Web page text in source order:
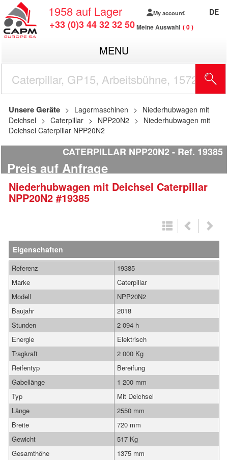
1958 auf Lager
+33 (0)3 44 32 32 50
My account
Meine Auswahl 0
DE
MENU
Unsere Geräte Lagermaschinen
Niederhubwagen mit
Deichsel
Caterpillar NPP20N2
Niederhubwagen mit
Deichsel Caterpillar NPP20N2
CATERPILLAR NPP20N2 Ref. 19385
Preis auf Anfrage
Niederhubwagen mit Deichsel Caterpillar
NPP20N2 #19385
Eigenschaften
Referenz
19385
Marke
Caterpillar
Modell
NPP20N2
Baujahr
2018
Stunden
2 094 h
Energie
Elektrisch
Tragkraft
2 000 Kg
Reifentyp
Bereifung
Gabellänge
1 200 mm
Typ
Mit Deichsel
Länge
2550 mm
Breite
720 mm
Gewicht
517 Kg
Gesamthöhe
1375 mm